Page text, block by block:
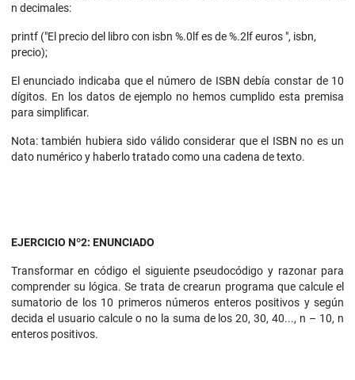
n decimales:
printf ("El precio del libro con isbn %.0lf es de %.2lf euros ", isbn,
precio);
El enunciado indicaba que el número de ISBN debía constar de 10
dígitos. En los datos de ejemplo no hemos cumplido esta premisa
para simplificar.
Nota: también hubiera sido válido considerar que el ISBN no es un
dato numérico y haberlo tratado como una cadena de texto.
EJERCICIO Nº2: ENUNCIADO
Transformar en código el siguiente pseudocódigo y razonar para
comprender su lógica. Se trata de crearun programa que calcule el
sumatorio de los 10 primeros números enteros positivos y según
decida el usuario calcule o no la suma de los 20, 30, 40..., n – 10, n
enteros positivos.